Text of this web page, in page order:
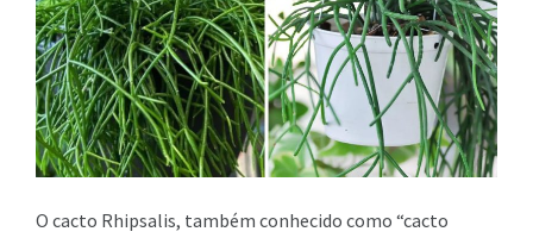
O cacto Rhipsalis, também conhecido como “cacto